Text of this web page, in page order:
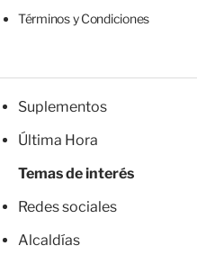
Términos y Condiciones
Suplementos
Última Hora
Temas de interés
Redes sociales
Alcaldías